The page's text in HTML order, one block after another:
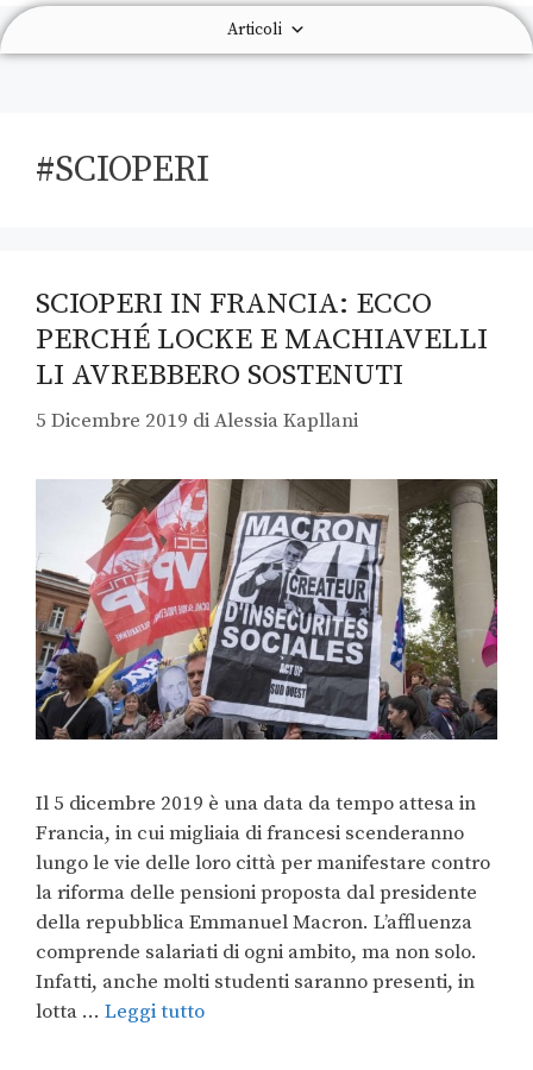
Articoli
#SCIOPERI
SCIOPERI IN FRANCIA: ECCO
PERCHÉ LOCKE E MACHIAVELLI
LI AVREBBERO SOSTENUTI
5 Dicembre 2019 diAlessia Kapllani
Il 5 dicembre 2019 è una data da tempo attesa in
Francia, in cui migliaia di francesi scenderanno
lungo le vie delle loro città per manifestare contro
la riforma delle pensioni proposta dal presidente
della repubblica Emmanuel Macron. L’affluenza
comprende salariati di ogni ambito, ma non solo.
Infatti, anche molti studenti saranno presenti, in
lotta … Leggi tutto